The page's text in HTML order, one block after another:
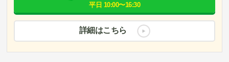
平日 10:00〜16:30
詳細はこちら